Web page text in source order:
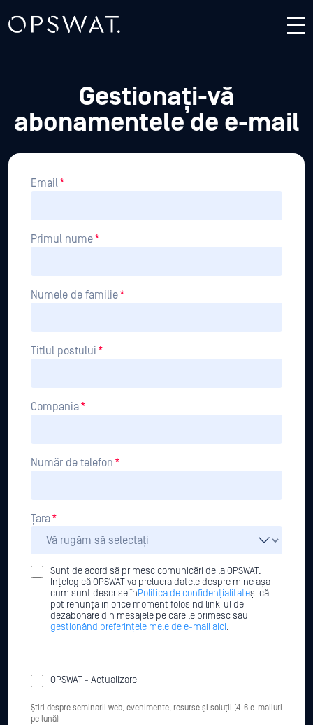
Gestionați-vă
abonamentele de e-mail
Email*
Primul nume*
Numele de familie*
Titlul postului *
Compania*
Număr de telefon *
Țara*
Sunt de acord să primesc comunicări de la OPSWAT.
Înțeleg că OPSWAT va prelucra datele despre mine așa
cum sunt descrise înPolitica de confidențialitateși că
pot renunța în orice moment folosind link-ul de
dezabonare din mesajele pe care le primesc sau
gestionând preferințele mele de e-mail aici.
OPSWAT - Actualizare
Știri despre seminarii web, evenimente, resurse și soluții (4-6 e-mailuri
pe lună)